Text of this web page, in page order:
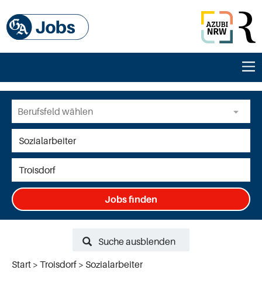
Jobs finden
Suche ausblenden
Start
Troisdorf Sozialarbeiter